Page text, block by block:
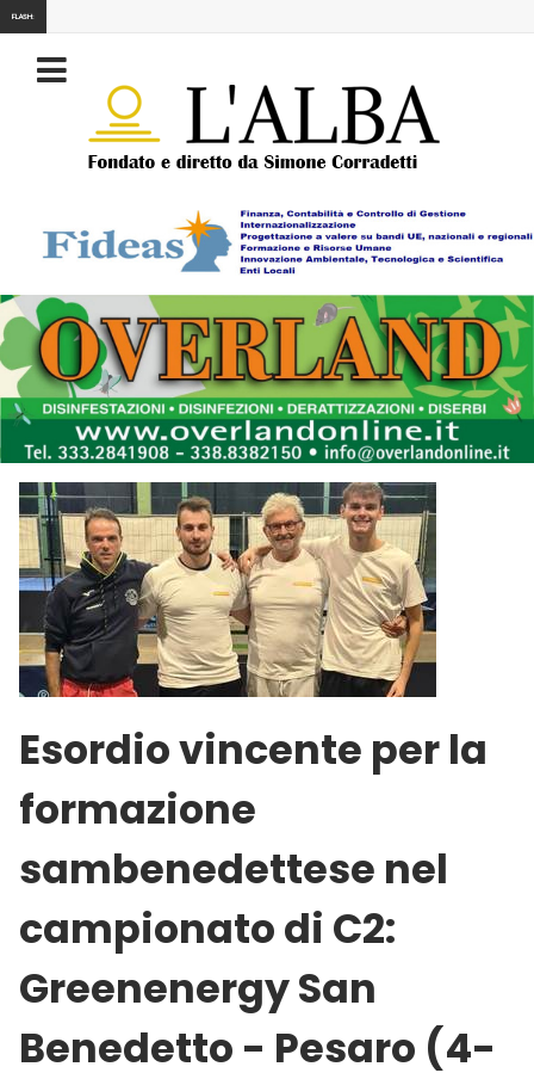
FLASH:
Esordio vincente per la
formazione
sambenedettese nel
campionato di C2:
Greenenergy San
Benedetto - Pesaro (4-